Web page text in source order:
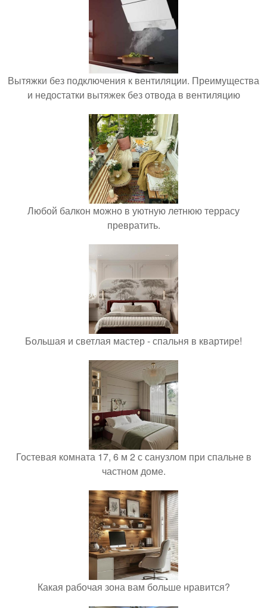
Вытяжки без подключения к вентиляции. Преимущества
и недостатки вытяжек без отвода в вентиляцию
Любой балкон можно в уютную летнюю террасу
превратить.
Большая и светлая мастер - спальня в квартире!
Гостевая комната 17, 6 м 2 с санузлом при спальне в
частном доме.
Какая рабочая зона вам больше нравится?